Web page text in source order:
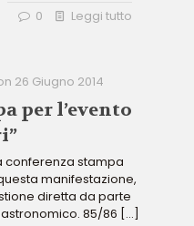
0 Leggi tutto
26 Giugno 2014
per l’evento
conferenza stampa
manifestazione,
diretta da parte
85/86 […]